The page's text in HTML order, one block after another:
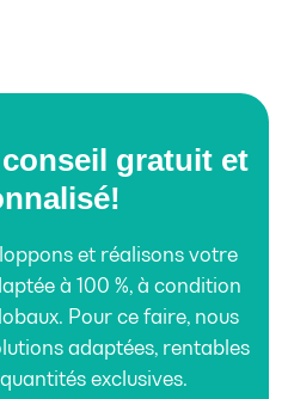
gratuit et
et réalisons votre
à 100 %, à condition
Pour ce faire, nous
adaptées, rentables
exclusives.